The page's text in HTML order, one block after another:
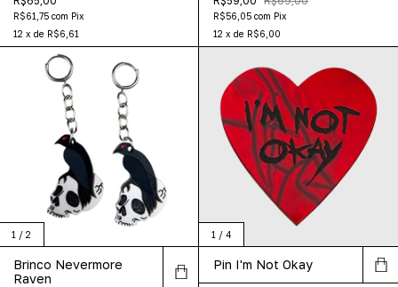
R$61,75 com Pix
12 x de R$6,61
R$56,05 com Pix
12 x de R$6,00
1 / 2
Brinco Nevermore
Raven
1 / 4
Pin I'm Not Okay